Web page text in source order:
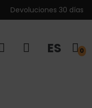
Devoluciones 30 días
ES 0